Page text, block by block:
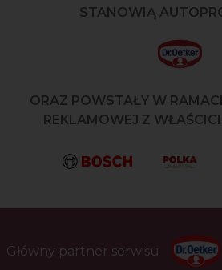
STANOWIĄ
ORAZ POWSTAŁY W
REKLAMOWEJ Z
Główny partner serwisu